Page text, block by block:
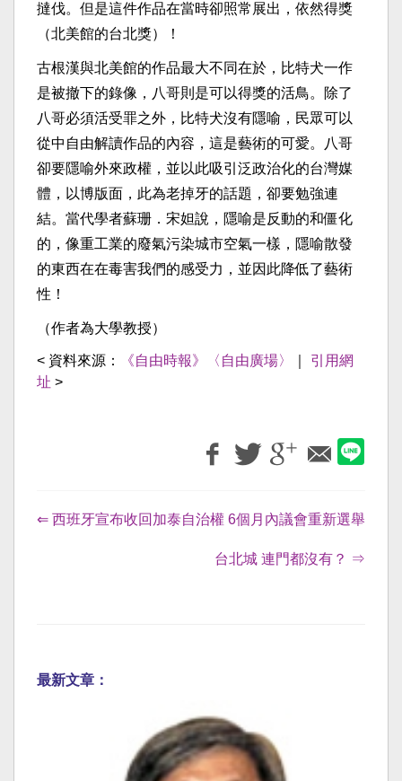
撻伐。但是這件作品在當時卻照常展出，依然得獎
（北美館的台北獎）！
古根漢與北美館的作品最大不同在於，比特犬一作
是被撤下的錄像，八哥則是可以得獎的活鳥。除了
八哥必須活受罪之外，比特犬沒有隱喻，民眾可以
從中自由解讀作品的內容，這是藝術的可愛。八哥
卻要隱喻外來政權，並以此吸引泛政治化的台灣媒
體，以博版面，此為老掉牙的話題，卻要勉強連
結。當代學者蘇珊．宋妲說，隱喻是反動的和僵化
的，像重工業的廢氣污染城市空氣一樣，隱喻散發
的東西在在毒害我們的感受力，並因此降低了藝術
性！
（作者為大學教授）
< 資料來源： 《自由時報》〈自由廣場〉
引用網
址 >
⇐ 西班牙宣布收回加泰自治權 6個月內議會重新選舉
台北城 連門都沒有？ ⇒
最新文章：